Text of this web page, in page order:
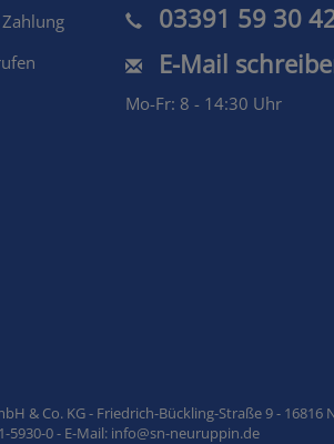
03391 59 30
E-Mail
Mo-Fr: 8 - 14:30 Uhr
& Co. KG - Friedrich-Bückling-Straße 9 - 16816
5930-0 - E-Mail: info@sn-neuruppin.de